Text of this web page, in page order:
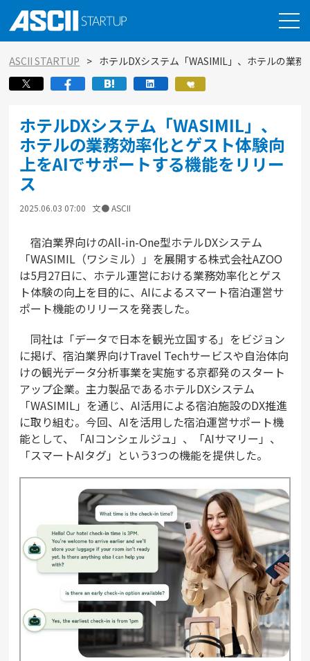
ASCII STARTUP ホテルDXシステム「WASIMIL」、ホテルの業
ホテルDXシステム「WASIMIL」、
ホテルの業務効率化とゲスト体験向
上をAIでサポートする機能をリリー
ス
2025.06.03 07:00 文● ASCII
宿泊業界向けのAll-in-One型ホテルDXシステム
「WASIMIL（ワシミル）」を展開する株式会社AZOO
は5月27日に、ホテル運営における業務効率化とゲス
ト体験の向上を目的に、AIによるスマート宿泊運営サ
ポート機能のリリースを発表した。
同社は「データで日本を観光立国する」をビジョン
に掲げ、宿泊業界向けTravel Techサービスや自治体向
けの観光データ分析事業を実施する京都発のスタート
アップ企業。主力製品であるホテルDXシステム
「WASIMIL」を通じ、AI活用による宿泊施設のDX推進
に取り組む。今回、AIを活用した宿泊運営サポート機
能として、「AIコンシェルジュ」、「AIサマリー」、
「スマートAIタグ」という3つの機能を提供した。